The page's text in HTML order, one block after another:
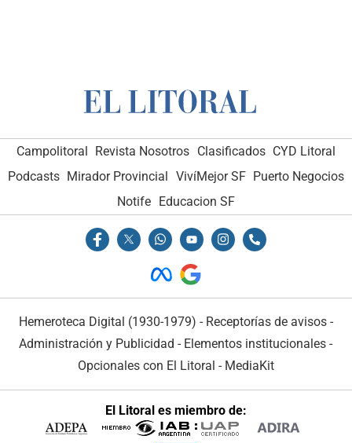
Campolitoral Revista Nosotros Clasificados CYD Litoral
Podcasts Mirador Provincial VivíMejor SF Puerto Negocios
Notife Educacion SF
Hemeroteca Digital (1930-1979) - Receptorías de avisos -
Administración y Publicidad - Elementos institucionales -
Opcionales con El Litoral - MediaKit
El Litoral es miembro de: